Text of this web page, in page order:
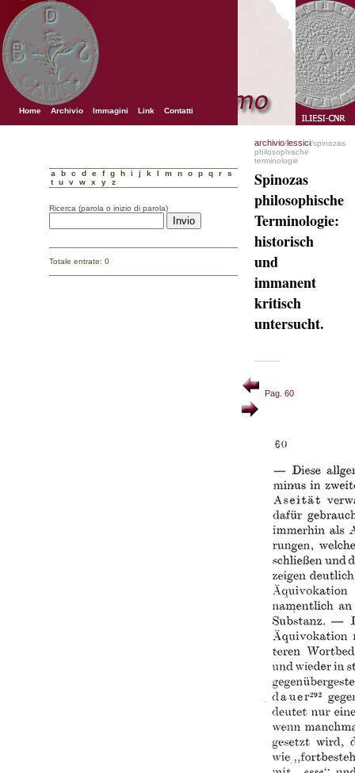
Home Archivio Immagini Link Contatti
a b c d e f g h i j k l m n o p q r
s
t
u v w x y z
Ricerca (parola o inizio di parola)
Totale entrate: 0
archivio/lessici/spinozas
philosophische
terminologie
Spinozas
philosophische
Terminologie:
historisch
und
immanent
kritisch
untersucht.
Pag. 60